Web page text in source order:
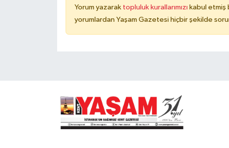
Yorum yazarak topluluk kurallarımızı kabul etmiş
yorumlardan Yaşam Gazetesi hiçbir şekilde